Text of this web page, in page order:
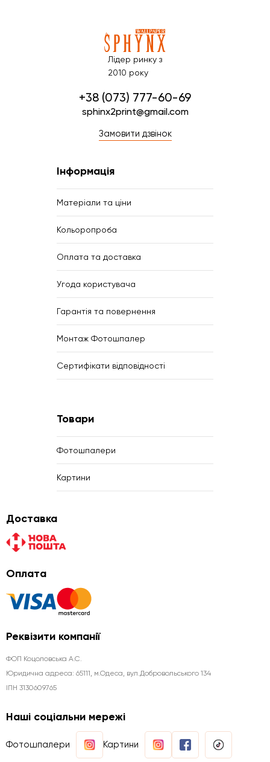
Лідер ринку з
2010 року
+38 (073) 777-60-69
sphinx2print@gmail.com
Замовити дзвінок
Інформація
Матеріали та ціни
Кольоропроба
Оплата та доставка
Угода користувача
Гарантія та повернення
Монтаж Фотошпалер
Сертифікати відповідності
Товари
Фотошпалери
Картини
Доставка
Оплата
Реквізити компанії
ФОП Коцоловська А.С.
Юридична aдреса: 65111, м.Одеса, вул.Добровольського 134
ІПН 3130609765
Наші соціальни мережі
Фотошпалери Картини